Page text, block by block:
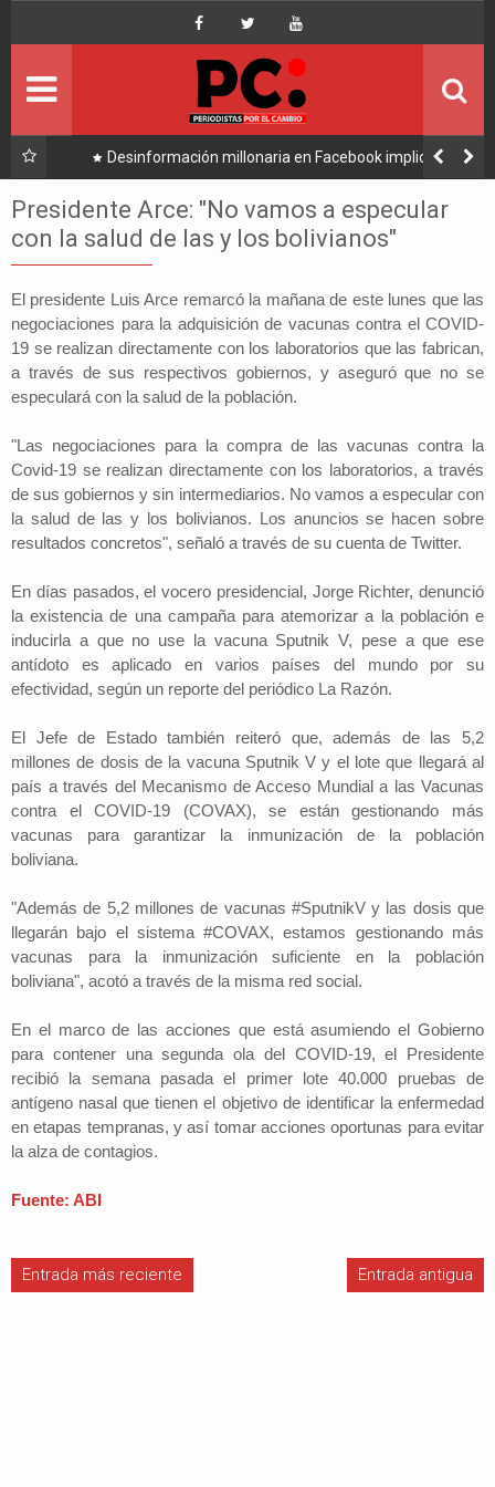
Alto
Desinformación millonaria en Facebook implica a
Manfred y golpea a Tuto y Samuel
Presidente Arce: "No vamos a especular
con la salud de las y los bolivianos"
El presidente Luis Arce remarcó la mañana de este lunes que las
negociaciones para la adquisición de vacunas contra el COVID-
19 se realizan directamente con los laboratorios que las fabrican,
a través de sus respectivos gobiernos, y aseguró que no se
especulará con la salud de la población.
"Las negociaciones para la compra de las vacunas contra la
Covid-19 se realizan directamente con los laboratorios, a través
de sus gobiernos y sin intermediarios. No vamos a especular con
la salud de las y los bolivianos. Los anuncios se hacen sobre
resultados concretos", señaló a través de su cuenta de Twitter.
En días pasados, el vocero presidencial, Jorge Richter, denunció
la existencia de una campaña para atemorizar a la población e
inducirla a que no use la vacuna Sputnik V, pese a que ese
antídoto es aplicado en varios países del mundo por su
efectividad, según un reporte del periódico La Razón.
El Jefe de Estado también reiteró que, además de las 5,2
millones de dosis de la vacuna Sputnik V y el lote que llegará al
país a través del Mecanismo de Acceso Mundial a las Vacunas
contra el COVID-19 (COVAX), se están gestionando más
vacunas para garantizar la inmunización de la población
boliviana.
"Además de 5,2 millones de vacunas #SputnikV y las dosis que
llegarán bajo el sistema #COVAX, estamos gestionando más
vacunas para la inmunización suficiente en la población
boliviana", acotó a través de la misma red social.
En el marco de las acciones que está asumiendo el Gobierno
para contener una segunda ola del COVID-19, el Presidente
recibió la semana pasada el primer lote 40.000 pruebas de
antígeno nasal que tienen el objetivo de identificar la enfermedad
en etapas tempranas, y así tomar acciones oportunas para evitar
la alza de contagios.
Fuente: ABI
Entrada más reciente Entrada antigua
Portada
Ultimo
Economía
Mundo
Nacional